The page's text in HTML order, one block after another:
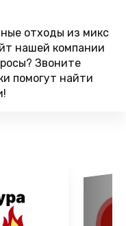
отходы из микс
нашей компании
Звоните
помогут найти